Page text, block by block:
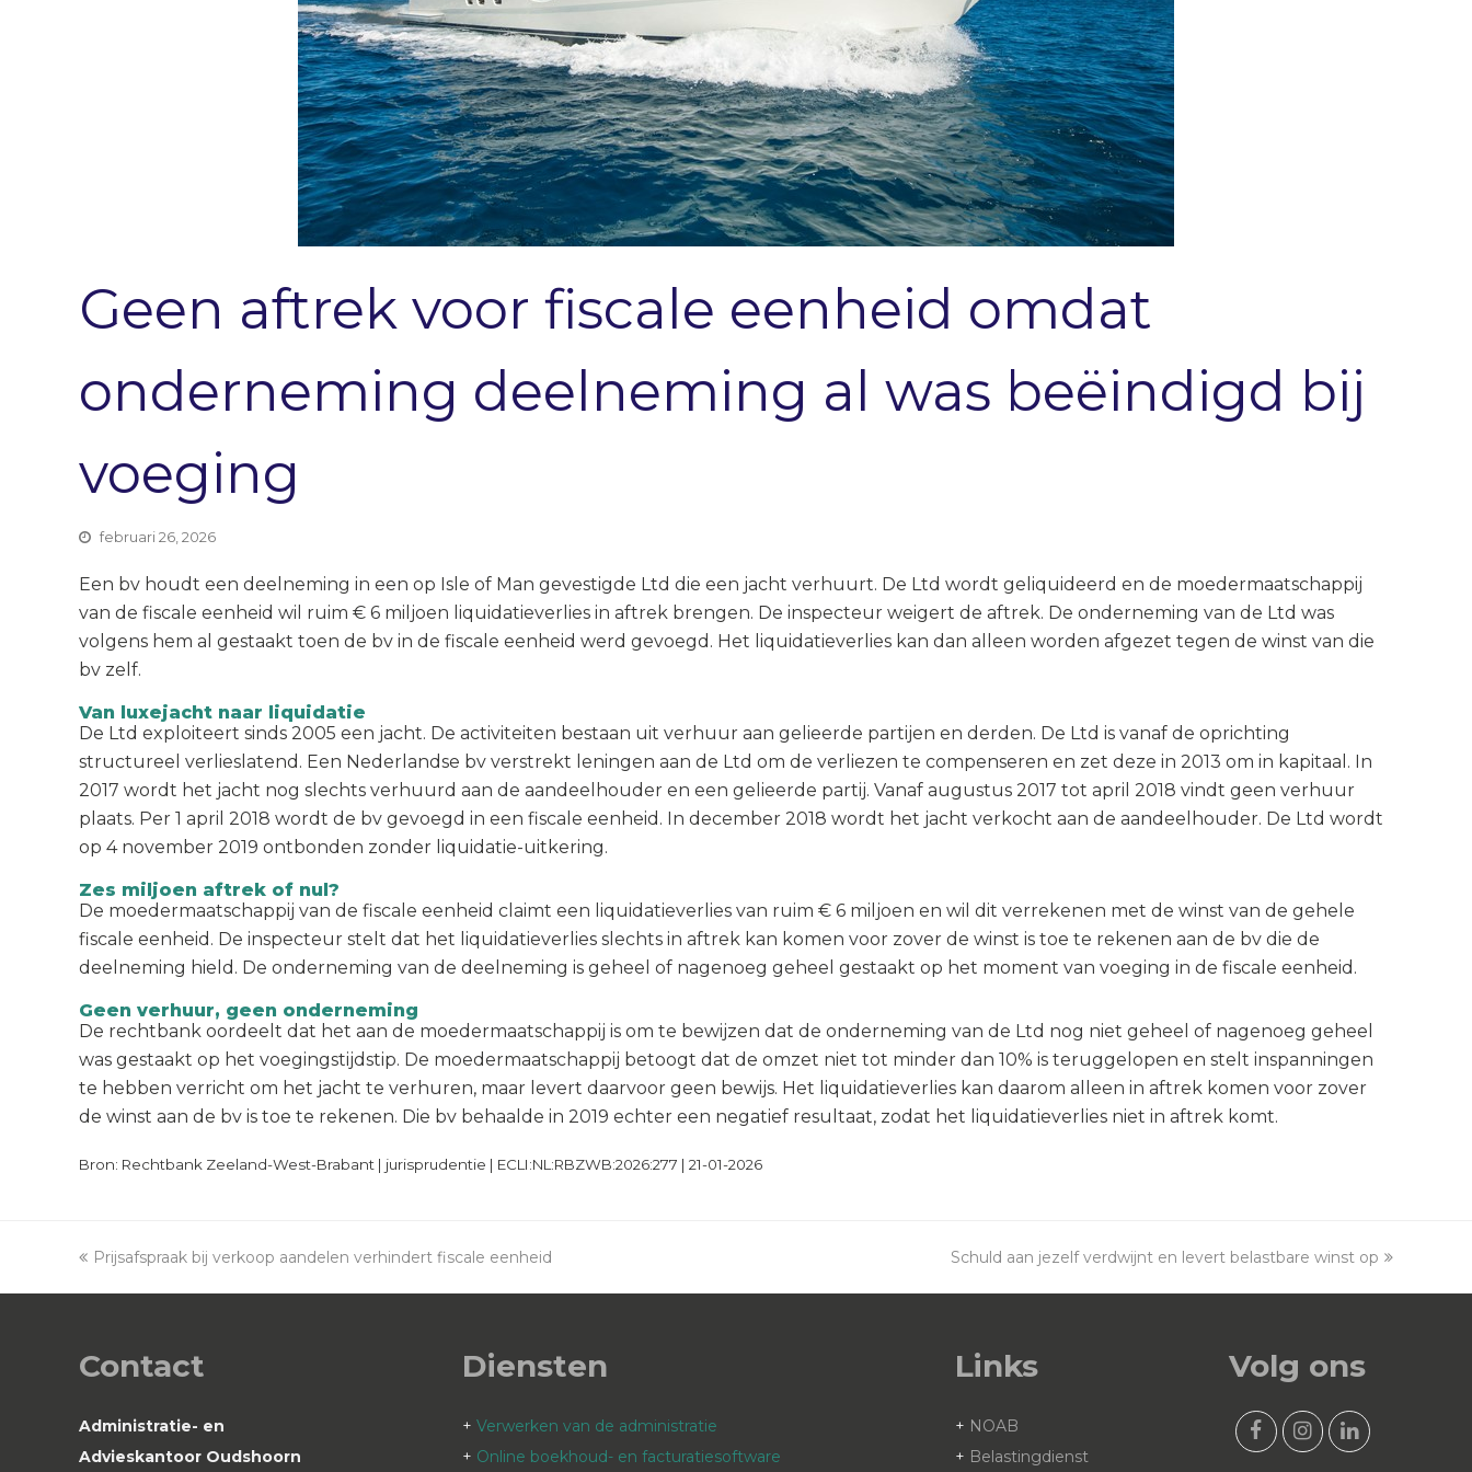
Geen aftrek voor fiscale eenheid omdat
onderneming deelneming al was beëindigd bij
voeging
februari 26, 2026
Een bv houdt een deelneming in een op Isle of Man gevestigde Ltd die een jacht verhuurt. De Ltd wordt geliquideerd en de moedermaatschappij
van de fiscale eenheid wil ruim € 6 miljoen liquidatieverlies in aftrek brengen. De inspecteur weigert de aftrek. De onderneming van de Ltd was
volgens hem al gestaakt toen de bv in de fiscale eenheid werd gevoegd. Het liquidatieverlies kan dan alleen worden afgezet tegen de winst van die
bv zelf.
Van luxejacht naar liquidatie
De Ltd exploiteert sinds 2005 een jacht. De activiteiten bestaan uit verhuur aan gelieerde partijen en derden. De Ltd is vanaf de oprichting
structureel verlieslatend. Een Nederlandse bv verstrekt leningen aan de Ltd om de verliezen te compenseren en zet deze in 2013 om in kapitaal. In
2017 wordt het jacht nog slechts verhuurd aan de aandeelhouder en een gelieerde partij. Vanaf augustus 2017 tot april 2018 vindt geen verhuur
plaats. Per 1 april 2018 wordt de bv gevoegd in een fiscale eenheid. In december 2018 wordt het jacht verkocht aan de aandeelhouder. De Ltd wordt
op 4 november 2019 ontbonden zonder liquidatie-uitkering.
Zes miljoen aftrek of nul?
De moedermaatschappij van de fiscale eenheid claimt een liquidatieverlies van ruim € 6 miljoen en wil dit verrekenen met de winst van de gehele
fiscale eenheid. De inspecteur stelt dat het liquidatieverlies slechts in aftrek kan komen voor zover de winst is toe te rekenen aan de bv die de
deelneming hield. De onderneming van de deelneming is geheel of nagenoeg geheel gestaakt op het moment van voeging in de fiscale eenheid.
Geen verhuur, geen onderneming
De rechtbank oordeelt dat het aan de moedermaatschappij is om te bewijzen dat de onderneming van de Ltd nog niet geheel of nagenoeg geheel
was gestaakt op het voegingstijdstip. De moedermaatschappij betoogt dat de omzet niet tot minder dan 10% is teruggelopen en stelt inspanningen
te hebben verricht om het jacht te verhuren, maar levert daarvoor geen bewijs. Het liquidatieverlies kan daarom alleen in aftrek komen voor zover
de winst aan de bv is toe te rekenen. Die bv behaalde in 2019 echter een negatief resultaat, zodat het liquidatieverlies niet in aftrek komt.
Bron: Rechtbank Zeeland-West-Brabant | jurisprudentie | ECLI:NL:RBZWB:2026:277 | 21-01-2026
previous
Prijsafspraak bij verkoop aandelen verhindert fiscale eenheid
next
Schuld aan jezelf verdwijnt en levert belastbare winst op
Contact
Administratie- en
Advieskantoor Oudshoorn
Diensten
+ Verwerken van de administratie
+ Online boekhoud- en facturatiesoftware
Links
+ NOAB
+ Belastingdienst
Volg ons
F
L